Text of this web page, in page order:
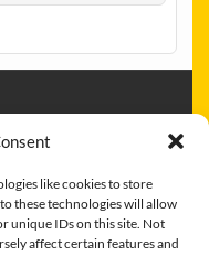
like cookies to store
these technologies will allow
unique IDs on this site. Not
affect certain features and